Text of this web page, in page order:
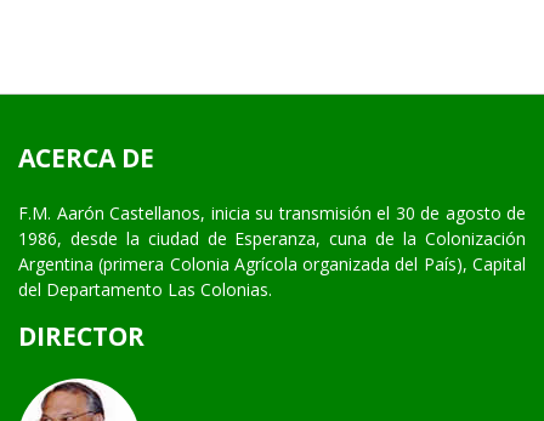
ACERCA DE
F.M. Aarón Castellanos, inicia su transmisión el 30 de agosto de
1986, desde la ciudad de Esperanza, cuna de la Colonización
Argentina (primera Colonia Agrícola organizada del País), Capital
del Departamento Las Colonias.
DIRECTOR